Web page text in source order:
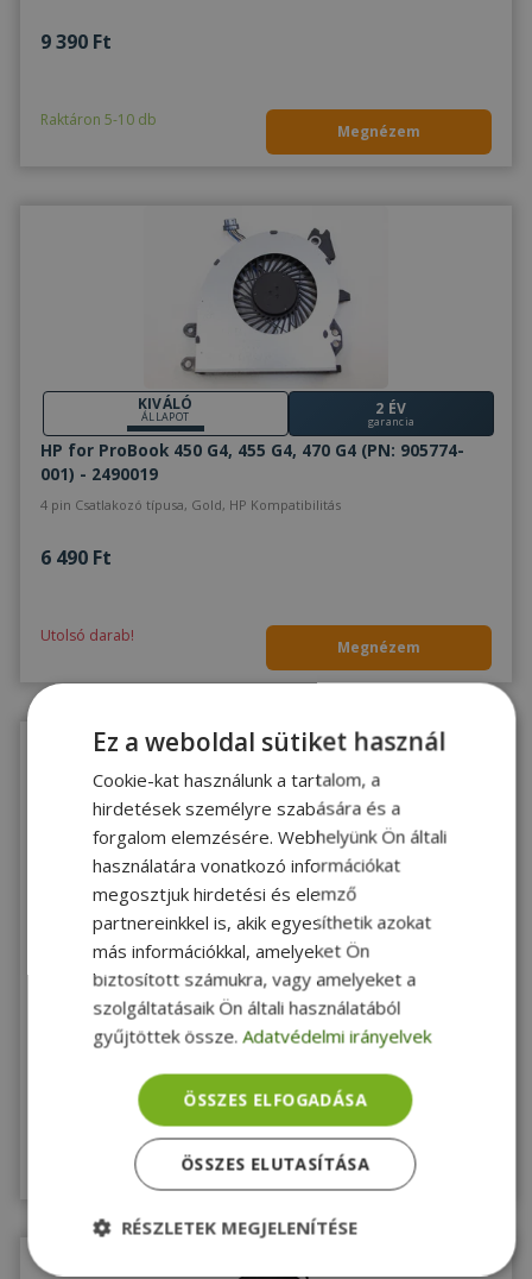
9 390 Ft
Raktáron 5-10 db
Megnézem
KIVÁLÓ
ÁLLAPOT 2 ÉV
garancia
HP for ProBook 450 G4, 455 G4, 470 G4 (PN: 905774-
001) - 2490019
4 pin Csatlakozó típusa, Gold, HP Kompatibilitás
6 490 Ft
Utolsó darab!
Megnézem
KIVÁLÓ
ÁLLAPOT 2 ÉV
Apple for MacBook Pro 14 A2442 M1 (PN: 610-00536) -
2490063
Gold, Apple Kompatibilitás
Megnézem
Ez a weboldal sütiket használ
Cookie-kat használunk a tartalom, a
hirdetések személyre szabására és a
forgalom elemzésére. Webhelyünk Ön általi
használatára vonatkozó információkat
megosztjuk hirdetési és elemző
partnereinkkel is, akik egyesíthetik azokat
más információkkal, amelyeket Ön
biztosított számukra, vagy amelyeket a
szolgáltatásaik Ön általi használatából
gyűjtöttek össze. Adatvédelmi irányelvek
ÖSSZES ELFOGADÁSA
ÖSSZES ELUTASÍTÁSA
RÉSZLETEK MEGJELENÍTÉSE